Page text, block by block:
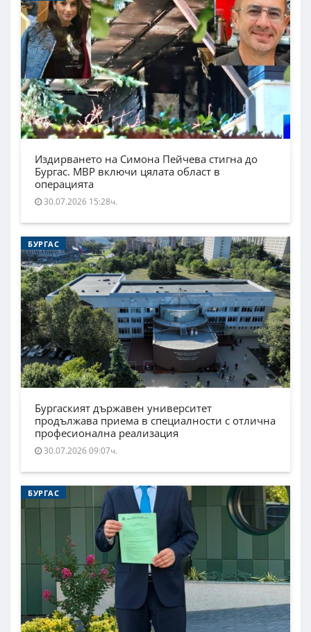
Издирването на Симона Пейчева стигна до
Бургас. МВР включи цялата област в
операцията
30.07.2026 15:28ч.
БУРГАС
Бургаският държавен университет
продължава приема в специалности с отлична
професионална реализация
30.07.2026 09:07ч.
БУРГАС